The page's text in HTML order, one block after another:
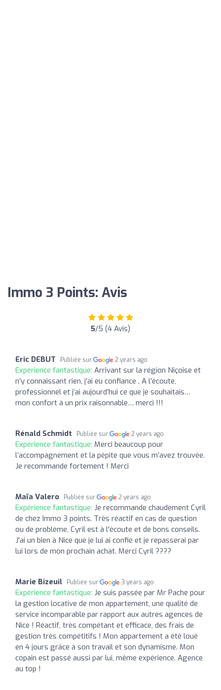
Immo 3 Points: Avis
5/5 (4 Avis)
Eric DEBUT Publiée sur 2 years ago
Expérience fantastique: Arrivant sur la région Niçoise et
n’y connaissant rien, j’ai eu confiance . A l’écoute,
professionnel et j’ai aujourd’hui ce que je souhaitais…
mon confort à un prix raisonnable… merci !!!
Rénald Schmidt Publiée sur 2 years ago
Expérience fantastique: Merci beaucoup pour
l’accompagnement et la pépite que vous m’avez trouvée.
Je recommande fortement ! Merci
Maïa Valero Publiée sur 2 years ago
Expérience fantastique: Je recommande chaudement Cyril
de chez Immo 3 points. Très réactif en cas de question
ou de problème, Cyril est à l'écoute et de bons conseils.
J'ai un bien à Nice que je lui ai confié et je repasserai par
lui lors de mon prochain achat. Merci Cyril ????
Marie Bizeuil Publiée sur 3 years ago
Expérience fantastique: Je suis passée par Mr Pache pour
la gestion locative de mon appartement, une qualité de
service incomparable par rapport aux autres agences de
Nice ! Réactif, très compétant et efficace, des frais de
gestion très compétitifs ! Mon appartement a été loué
en 4 jours grâce à son travail et son dynamisme. Mon
copain est passé aussi par lui, même expérience. Agence
au top !